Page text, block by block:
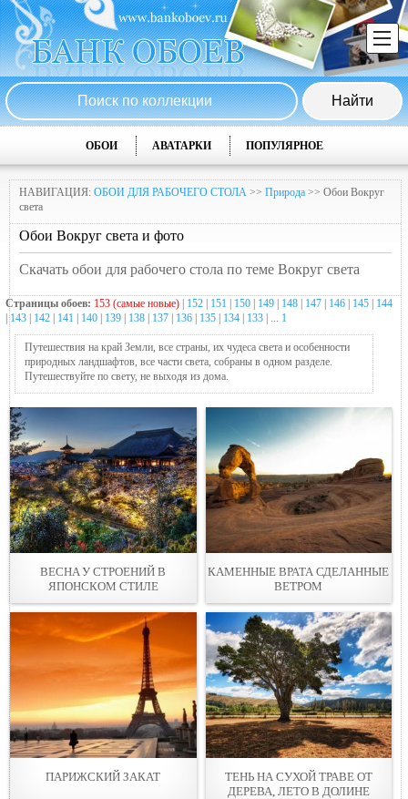
ОБОИ АВАТАРКИ ПОПУЛЯРНОЕ
НАВИГАЦИЯ: ОБОИ ДЛЯ РАБОЧЕГО СТОЛА >> Природа >> Обои Вокруг
света
Обои Вокруг света и фото
Скачать обои для рабочего стола по теме Вокруг света
Страницы обоев: 153 (самые новые) 152 151 150 149 148 147 146 145
144
|143 142 141 140 139 138 137 136 135 134 133 | ... 1
Путешествия на край Земли, все страны, их чудеса света и особенности
природных ландшафтов, все части света, собраны в одном разделе.
Путешествуйте по свету, не выходя из дома.
ВЕСНA У СТРОЕНИЙ В
ЯПОНСКОМ СТИЛЕ
КАМЕННЫЕ ВРАТА СДЕЛАННЫЕ
ВЕТРОМ
ПАРИЖСКИЙ ЗАКАТ
ТEНЬ НА СУХОЙ ТРАВЕ ОТ
ДЕРЕВА, ЛЕТО В ДОЛИНЕ